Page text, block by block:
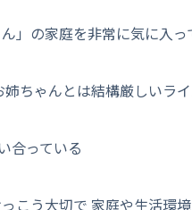
」の家庭を非常に気に入っ
ちゃんとは結構厳しいラ
合っている
こう大切で 家庭や生活環